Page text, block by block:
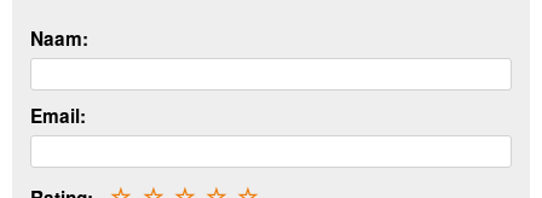
Naam:
Email: